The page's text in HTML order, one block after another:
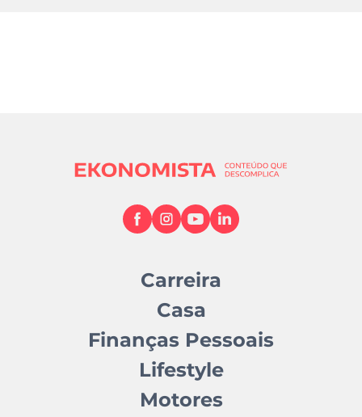
Carreira
Casa
Finanças Pessoais
Lifestyle
Motores